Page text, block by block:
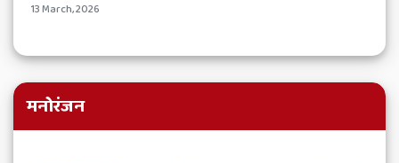
13 March, 2026
मनोरंजन